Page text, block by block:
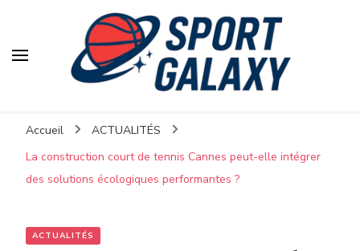
Accueil
ACTUALITÉS
La construction court de tennis Cannes peut-elle intégrer
des solutions écologiques performantes ?
ACTUALITÉS